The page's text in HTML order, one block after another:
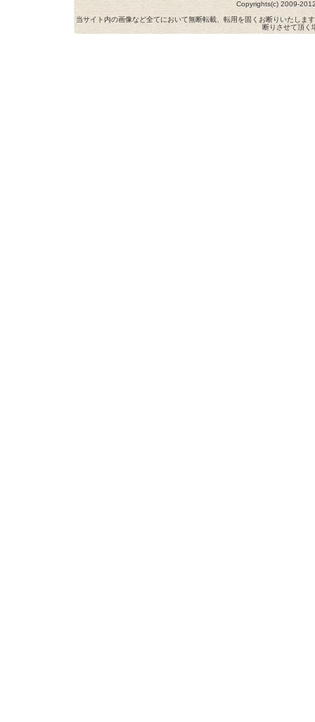
Copyrights(c) 2009-
当サイト内の画像など全てにおいて無断転載、転用を固くお断りいたしま
断りさせて頂く